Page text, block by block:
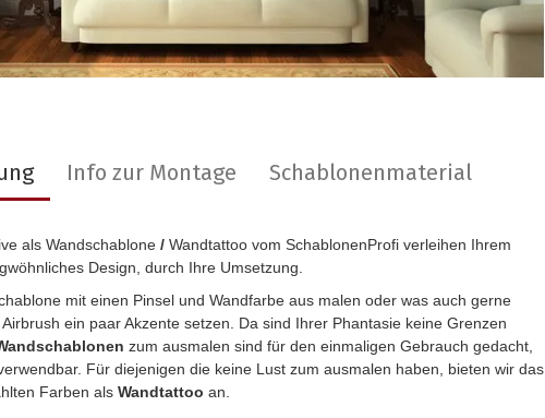
Info zur Montage Schablonenmaterial
als Wandschablone / Wandtattoo vom SchablonenProfi verleihen Ihrem
Design, durch Ihre Umsetzung.
mit einen Pinsel und Wandfarbe aus malen oder was auch gerne
ein paar Akzente setzen. Da sind Ihrer Phantasie keine Grenzen
zum ausmalen sind für den einmaligen Gebrauch gedacht,
Für diejenigen die keine Lust zum ausmalen haben, bieten wir das
Farben als Wandtattoo an.